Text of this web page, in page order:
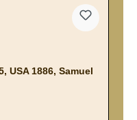
USA 1886, Samuel